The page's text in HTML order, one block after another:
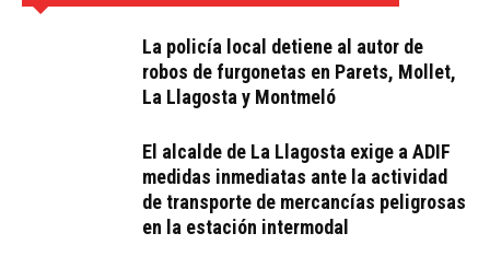
La policía local detiene al autor de
robos de furgonetas en Parets, Mollet,
La Llagosta y Montmeló
El alcalde de La Llagosta exige a ADIF
medidas inmediatas ante la actividad
de transporte de mercancías peligrosas
en la estación intermodal